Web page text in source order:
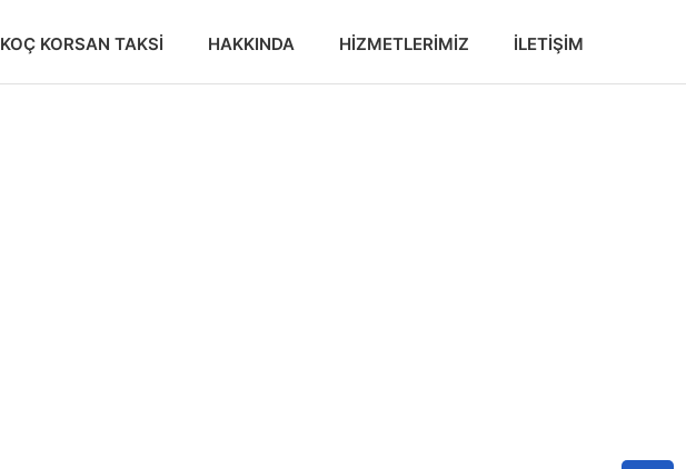
KOÇ KORSAN TAKSI HAKKINDA HIZMETLERIMIZ İLETIŞIM